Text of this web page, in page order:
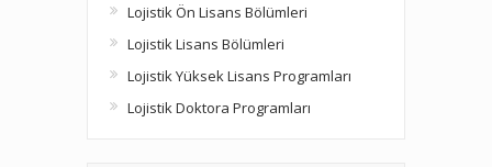
Lojistik Ön Lisans Bölümleri
Lojistik Lisans Bölümleri
Lojistik Yüksek Lisans Programları
Lojistik Doktora Programları